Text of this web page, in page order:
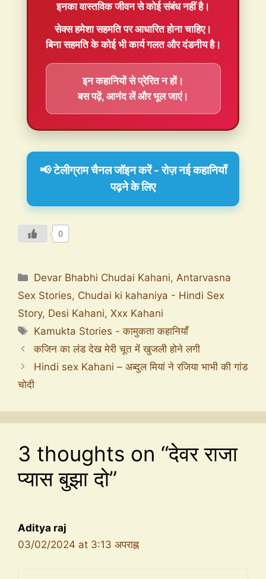
इनका वास्तविक जीवन से कोई संबंध नहीं है।
सेक्स हमेशासहमतिपर आधारित होना चाहिए।
बिना सहमति के कोई भी कार्य गलत और दंडनीय है।
इन कहानियों से प्रेरित न हों।
बस पढ़ें, आनंद लें और भूल जाएं।
📢 टेलीग्राम चैनल जॉइन करें - रोज़ नई कहानियाँ
पढ़ने के लिए
0
Devar Bhabhi Chudai Kahani,Antarvasna
Sex Stories, Chudai ki kahaniya - Hindi Sex
Story, Desi Kahani, Xxx Kahani
Kamukta Stories - कामुकता कहानियाँ
कजिन का लंड देख मेरी चूत में खुजली होने लगी
Hindi sex Kahani – अब्दुल मियां ने रजिया भाभी की गांड
चोदी
3 thoughts on “देवर राजा
प्यास बुझा दो”
Aditya raj
03/02/2024 at 3:13 अपराह्न